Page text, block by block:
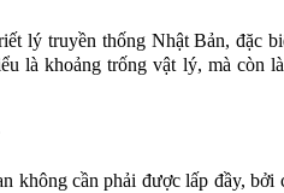
lý truyền thống Nhật Bản, đặc
là khoảng trống vật lý, mà còn
cần phải được lấp đầy, bởi